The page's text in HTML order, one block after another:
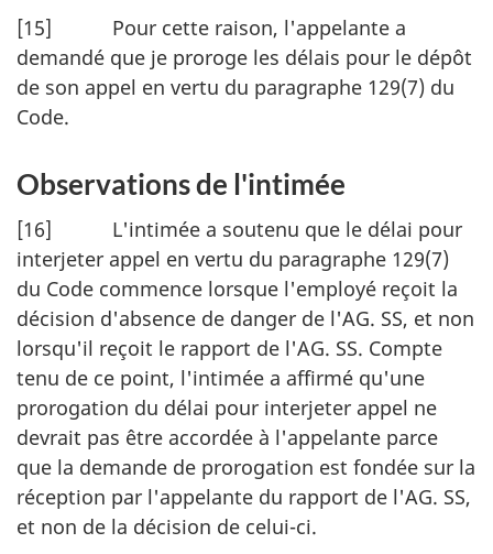
[15] Pour cette raison, l'appelante a
demandé que je proroge les délais pour le dépôt
de son appel en vertu du paragraphe 129(7) du
Code.
Observations de l'intimée
[16] L'intimée a soutenu que le délai pour
interjeter appel en vertu du paragraphe 129(7)
du Code commence lorsque l'employé reçoit la
décision d'absence de danger de l'AG. SS, et non
lorsqu'il reçoit le rapport de l'AG. SS. Compte
tenu de ce point, l'intimée a affirmé qu'une
prorogation du délai pour interjeter appel ne
devrait pas être accordée à l'appelante parce
que la demande de prorogation est fondée sur la
réception par l'appelante du rapport de l'AG. SS,
et non de la décision de celui-ci.